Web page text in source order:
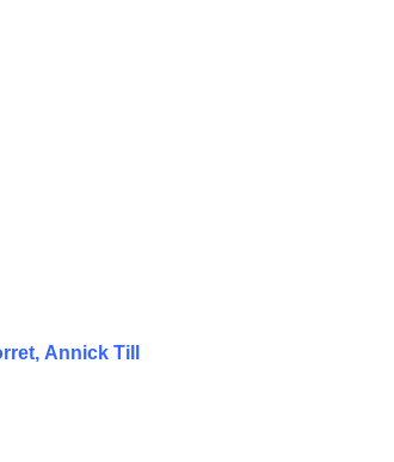
Annick Tillier, Fabrice Virgili